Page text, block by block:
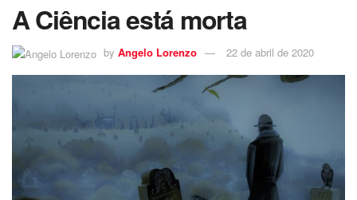
A Ciência está morta
by Angelo Lorenzo 22 de abril de 2020